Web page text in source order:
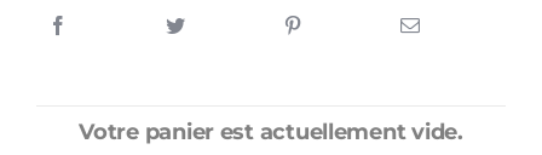
Votre panier est actuellement vide.